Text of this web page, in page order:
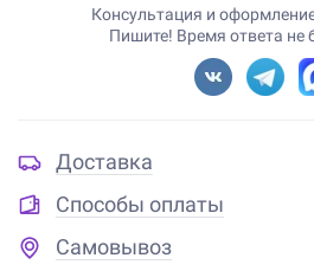
Консультация и
Пишите! Время ответа не
Доставка
Способы оплаты
Самовывоз